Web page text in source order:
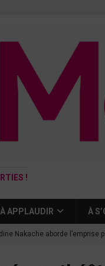
!
À APPLAUDIR À
Nakache aborde